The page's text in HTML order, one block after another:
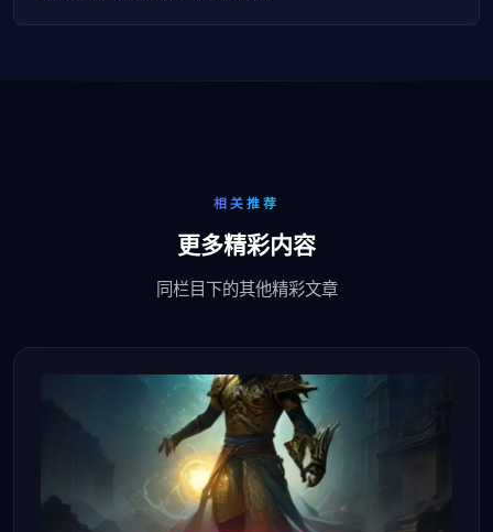
相关推荐
更多精彩内容
同栏目下的其他精彩文章